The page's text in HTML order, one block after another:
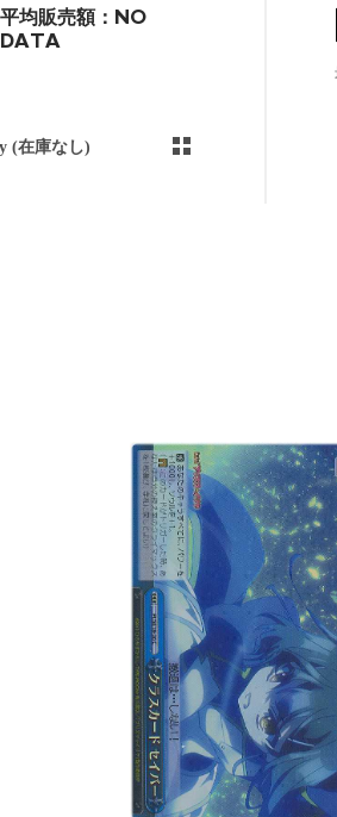
平均販売額： NO
DATA
(在庫なし)